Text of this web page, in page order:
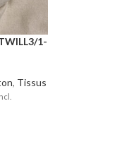
1-
, Tissus